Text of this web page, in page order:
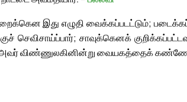
இது எழுதி வைக்கப்படட்டும்;
செவிசாய்ப்பார்; சாவுக்கெனக்
அவர் விண்ணுலகினின்று வையகத்தைக்